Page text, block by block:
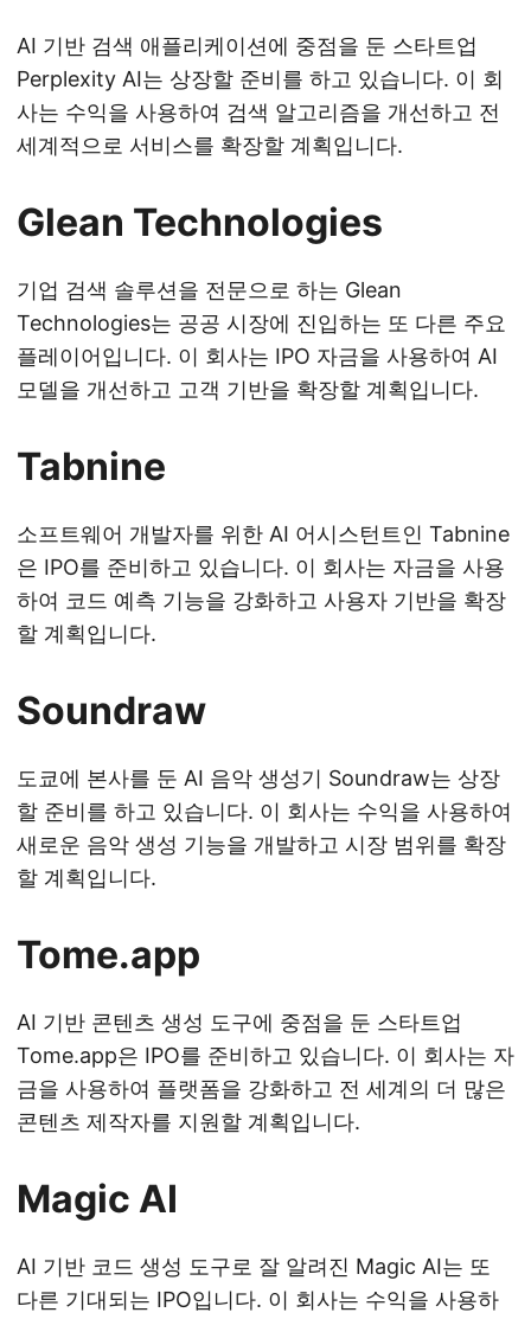
AI 기반 검색 애플리케이션에 중점을 둔 스타트업
Perplexity AI는 상장할 준비를 하고 있습니다. 이 회
사는 수익을 사용하여 검색 알고리즘을 개선하고 전
세계적으로 서비스를 확장할 계획입니다.
Glean Technologies
기업 검색 솔루션을 전문으로 하는 Glean
Technologies는 공공 시장에 진입하는 또 다른 주요
플레이어입니다. 이 회사는 IPO 자금을 사용하여 AI
모델을 개선하고 고객 기반을 확장할 계획입니다.
Tabnine
소프트웨어 개발자를 위한 AI 어시스턴트인 Tabnine
은 IPO를 준비하고 있습니다. 이 회사는 자금을 사용
하여 코드 예측 기능을 강화하고 사용자 기반을 확장
할 계획입니다.
Soundraw
도쿄에 본사를 둔 AI 음악 생성기 Soundraw는 상장
할 준비를 하고 있습니다. 이 회사는 수익을 사용하여
새로운 음악 생성 기능을 개발하고 시장 범위를 확장
할 계획입니다.
Tome.app
AI 기반 콘텐츠 생성 도구에 중점을 둔 스타트업
Tome.app은 IPO를 준비하고 있습니다. 이 회사는 자
금을 사용하여 플랫폼을 강화하고 전 세계의 더 많은
콘텐츠 제작자를 지원할 계획입니다.
Magic AI
AI 기반 코드 생성 도구로 잘 알려진 Magic AI는 또
다른 기대되는 IPO입니다. 이 회사는 수익을 사용하